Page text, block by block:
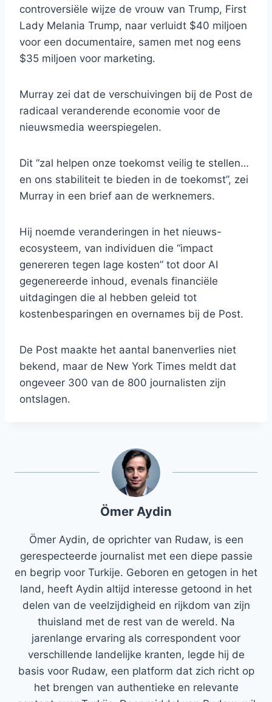
controversiële wijze de vrouw van Trump, First
Lady Melania Trump, naar verluidt $40 miljoen
voor een documentaire, samen met nog eens
$35 miljoen voor marketing.
Murray zei dat de verschuivingen bij de Post de
radicaal veranderende economie voor de
nieuwsmedia weerspiegelen.
Dit “zal helpen onze toekomst veilig te stellen…
en ons stabiliteit te bieden in de toekomst”, zei
Murray in een brief aan de werknemers.
Hij noemde veranderingen in het nieuws-
ecosysteem, van individuen die “impact
genereren tegen lage kosten” tot door AI
gegenereerde inhoud, evenals financiële
uitdagingen die al hebben geleid tot
kostenbesparingen en overnames bij de Post.
De Post maakte het aantal banenverlies niet
bekend, maar de New York Times meldt dat
ongeveer 300 van de 800 journalisten zijn
ontslagen.
Ömer Aydin
Ömer Aydin, de oprichter van Rudaw, is een
gerespecteerde journalist met een diepe passie
en begrip voor Turkije. Geboren en getogen in het
land, heeft Aydin altijd interesse getoond in het
delen van de veelzijdigheid en rijkdom van zijn
thuisland met de rest van de wereld. Na
jarenlange ervaring als correspondent voor
verschillende landelijke kranten, legde hij de
basis voor Rudaw, een platform dat zich richt op
het brengen van authentieke en relevante